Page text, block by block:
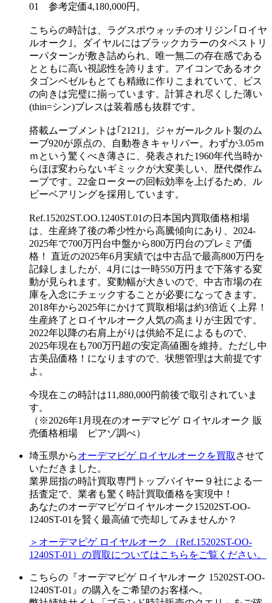
01 参考定価4,180,000円。
こちらの時計は、ラグスポウォッチのオリジン｢ロイヤ
ルオーク｣。ダイヤルにはブラックカラーのタペストリ
ーパターンが敷き詰められ、唯一無二の存在感である
とともに高い視認性を誇ります。アイコンであるオク
タゴンベゼルもとても精緻に作りこまれていて、ビス
の向きは完璧に揃っています。計算され尽くした薄い
(thin=シン)ブレスは装着感も抜群です。
搭載ムーブメントは｢2121｣。ジャガールクルト製のム
ーブ920が原点の、自動巻きキャリバー。わずか3.05ｍ
ｍという驚くべき薄さに、発表された1960年代当時か
らほぼ変わらないギミックが大変美しい、歴代傑作ム
ーブです。22金ローターの回転効率を上げるため、ル
ビーベアリングを採用しています。
Ref.15202ST.OO.1240ST.01の日本国内買取価格相場
は、生産終了後の希少性から高騰傾向にあり、2024-
2025年で700万円台中盤から800万円台のプレミア価
格！ 直近の2025年6月実績では中古品で最高800万円を
記録しましたが、4月には一時550万円まで下落する変
動が見られます。変動幅が大きいので、中古市場の在
庫を入念にチェックすることが必要になってきます。
2018年から2025年にかけて買取相場は約3倍近く上昇！
生産終了とロイヤルオーク人気の高まりが主因です。
2022年以降の右肩上がりは供給不足によるもので、
2025年現在も700万円超の安定高値圏を維持。ただし中
古美品価格！になりますので、状態管理は大前提です
よ。
今現在この時計は11,880,000円前後で取引されていま
す。
（※2026年1月現在のオーデマピゲ ロイヤルオーク 販
売価格相場 ピアゾ調べ）
埼玉県からオーデマピゲ ロイヤルオークを買取 させて
いただきました。
業界屈指の時計買取専門トップバイヤー９社による一
括査定で、業者も驚く時計買取価格を実現中！
あなたのオーデマピゲロイヤルオーク15202ST-OO-
1240ST-01を賢く最高値で売却してみませんか？
＞オーデマピゲ ロイヤルオーク （Ref.15202ST-OO-
1240ST-01）の買取についてはこちらをご覧ください。
こちらの『オーデマピゲ ロイヤルオーク 15202ST-OO-
1240ST-01』の購入をご希望のお客様へ。